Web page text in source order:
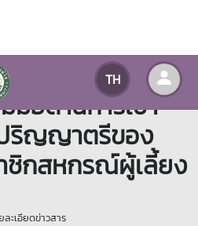
TH
ข้อตกลง (MOU)
มือด้านการเข้า
ริญญาตรีของ
ชิกสหกรณ์ผู้เลี้ยง
ละเอียดข่าวสาร